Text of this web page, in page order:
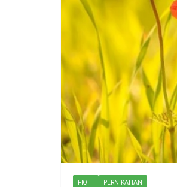
FIQIH PERNIKAHAN